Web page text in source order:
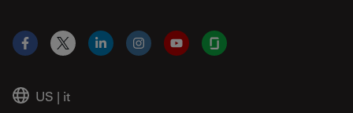
US | it
Facebook
X LinkedInInstagramYouTubeGlassdoor